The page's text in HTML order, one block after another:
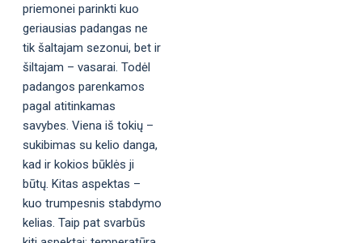
priemonei parinkti kuo
geriausias padangas ne
tik šaltajam sezonui, bet ir
šiltajam – vasarai. Todėl
padangos parenkamos
pagal atitinkamas
savybes. Viena iš tokių –
sukibimas su kelio danga,
kad ir kokios būklės ji
būtų. Kitas aspektas –
kuo trumpesnis stabdymo
kelias. Taip pat svarbūs